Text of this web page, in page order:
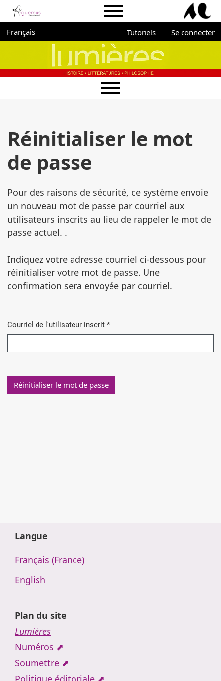
Aller directement au menu principal
Aller directement au contenu principal
Aller au pied de page
Menu du portail Arguemus
Changer de langue. La langue actuelle est :
Français
Administration Tutoriels Se connecter
Menu principal
Réinitialiser le mot
de passe
Pour des raisons de sécurité, ce système envoie
un nouveau mot de passe par courriel aux
utilisateurs inscrits au lieu de rappeler le mot de
passe actuel. .
Indiquez votre adresse courriel ci-dessous pour
réinitialiser votre mot de passe. Une
confirmation sera envoyée par courriel.
Courriel de l'utilisateur inscrit *
Obligatoire
Réinitialiser le mot de passe
Langue
Français (France)
English
Plan du site
Lumières
Numéros ⬈
Soumettre ⬈
Politique éditoriale ⬈